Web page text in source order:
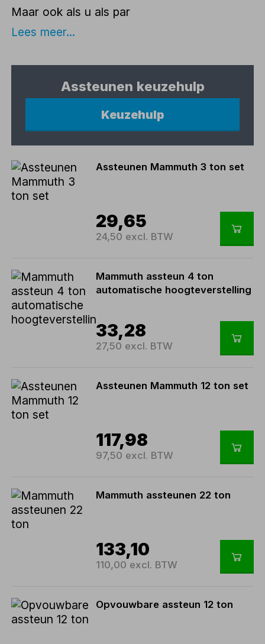
Maar ook als u als par
Lees meer...
Assteunen keuzehulp
Keuzehulp
Assteunen Mammuth 3 ton set
29,65
24,50 excl. BTW
Mammuth assteun 4 ton
automatische hoogteverstelling
33,28
27,50 excl. BTW
Assteunen Mammuth 12 ton set
117,98
97,50 excl. BTW
Mammuth assteunen 22 ton
133,10
110,00 excl. BTW
Opvouwbare assteun 12 ton